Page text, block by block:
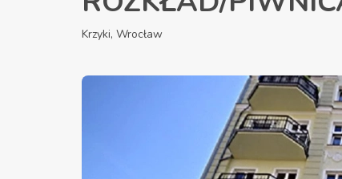
Krzyki, Wrocław